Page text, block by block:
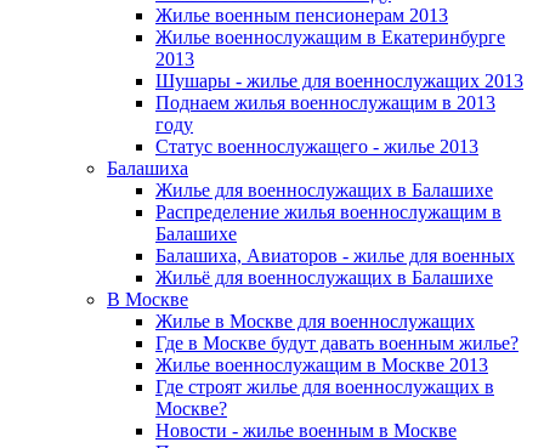
Жилье военным пенсионерам 2013
Жилье военнослужащим в Екатеринбурге
2013
Шушары - жилье для военнослужащих 2013
Поднаем жилья военнослужащим в 2013
году
Статус военнослужащего - жилье 2013
Балашиха
Жилье для военнослужащих в Балашихе
Распределение жилья военнослужащим в
Балашихе
Балашиха, Авиаторов - жилье для военных
Жильё для военнослужащих в Балашихе
В Москве
Жилье в Москве для военнослужащих
Где в Москве будут давать военным жилье?
Жилье военнослужащим в Москве 2013
Где строят жилье для военнослужащих в
Москве?
Новости - жилье военным в Москве